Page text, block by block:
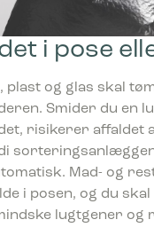
i pose
plast og glas skal
Smider du en
risikerer affaldet
Mad- og
i posen, og du skal
lugtgener og